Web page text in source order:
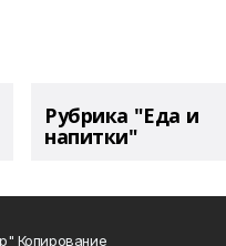
Рубрика "Еда и
напитки"
Копирование